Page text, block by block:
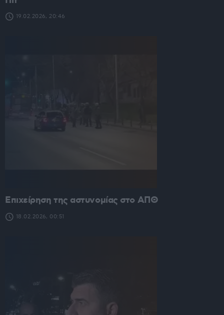
19.02.2026, 20:46
Επιχείρηση της αστυνομίας στο ΑΠΘ
18.02.2026, 00:51